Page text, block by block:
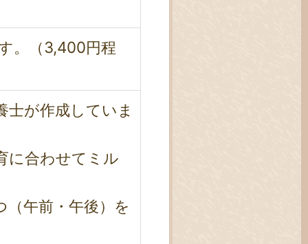
。（3,400円程
士が作成していま
に合わせてミル
午前・午後）を